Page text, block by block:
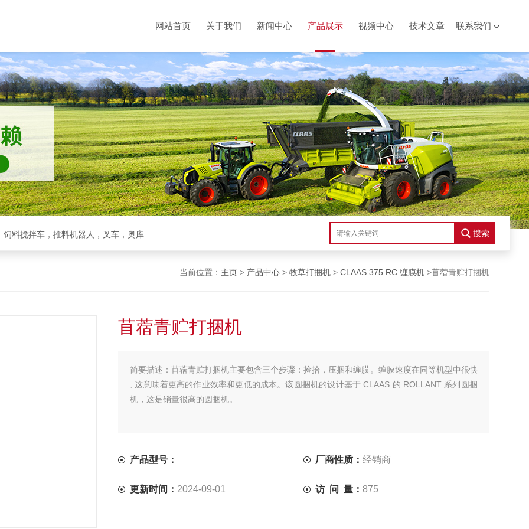
网站首页 关于我们 新闻中心 产品展示 视频中心 技术文章 联系我们
克拉斯全系，收割机，青储机，拖拉机，方包裹包机，饲料搅拌车，推料机器人，叉车，奥库裹包机 搜索
当前位置： 主页> 产品中心> 牧草打捆机> CLAAS 375 RC 缠膜机>苜蓿青贮打捆机
苜蓿青贮打捆机
简要描述： 苜蓿青贮打捆机主要包含三个步骤：捡拾，压捆和缠膜。缠膜速度在同等机型中很快
, 这意味着更高的作业效率和更低的成本。该圆捆机的设计基于 CLAAS 的 ROLLANT 系列圆捆
机，这是销量很高的圆捆机。
产品型号： 厂商性质：经销商
更新时间： 2024-09-01 访 问 量：875